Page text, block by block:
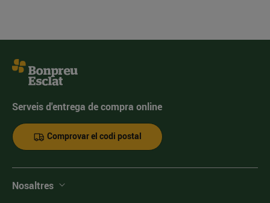
Serveis d'entrega de compra online
Comprovar el codi postal
Nosaltres